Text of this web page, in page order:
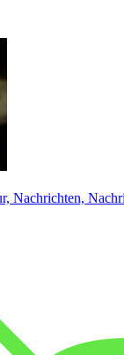
Nachrichten,